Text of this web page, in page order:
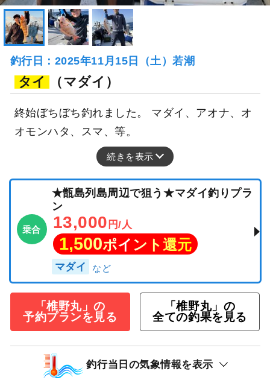
釣行日：2025年11月15日（土）若潮
タイ （マダイ）
終始ぼちぼち釣れました。 マダイ、アオナ、オ
オモンハタ、スマ、等。
続きを表示
乗合
★甑島列島周辺で狙う★マダイ釣りプラ
ン
13,000 円/人
1,500ポイント還元
マダイ
「椎野丸」の
予約プランを見る
「椎野丸」の
全ての釣果を見る
釣行当日の気象情報を表示